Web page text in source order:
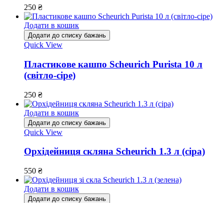
250 ₴
Додати в кошик
Додати до списку бажань
Quick View
Пластикове кашпо Scheurich Purista 10 л
(світло-сіре)
250 ₴
Додати в кошик
Додати до списку бажань
Quick View
Орхідейниця скляна Scheurich 1.3 л (сіра)
550 ₴
Додати в кошик
Додати до списку бажань